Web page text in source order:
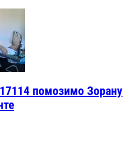
помозимо Зорану